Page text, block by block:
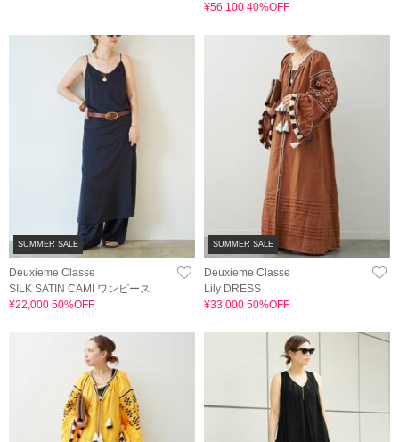
¥56,100 40%OFF
SUMMER SALE
Deuxieme Classe
SILK SATIN CAMI ワンピース
¥22,000 50%OFF
SUMMER SALE
Deuxieme Classe
Lily DRESS
¥33,000 50%OFF